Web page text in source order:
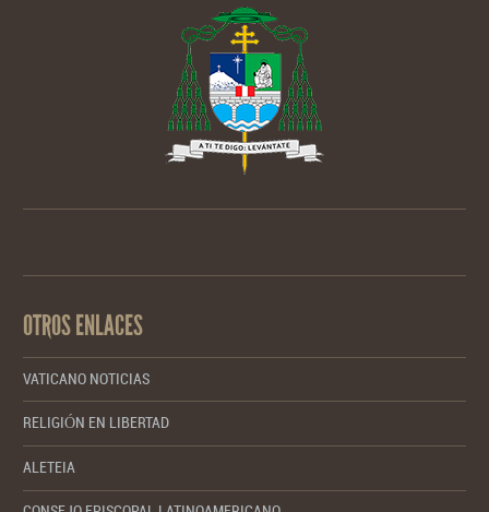
OTROS ENLACES
VATICANO NOTICIAS
RELIGIÓN EN LIBERTAD
ALETEIA